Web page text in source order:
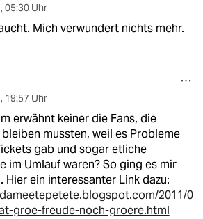
, 05:30 Uhr
Mich verwundert nichts mehr.
, 19:57 Uhr
erwähnt keiner die Fans, die
mussten, weil es Probleme
gab und sogar etliche
im Umlauf waren? So ging es mir
Hier ein interessanter Link dazu:
2011/0
groe-freude-noch-groere.html